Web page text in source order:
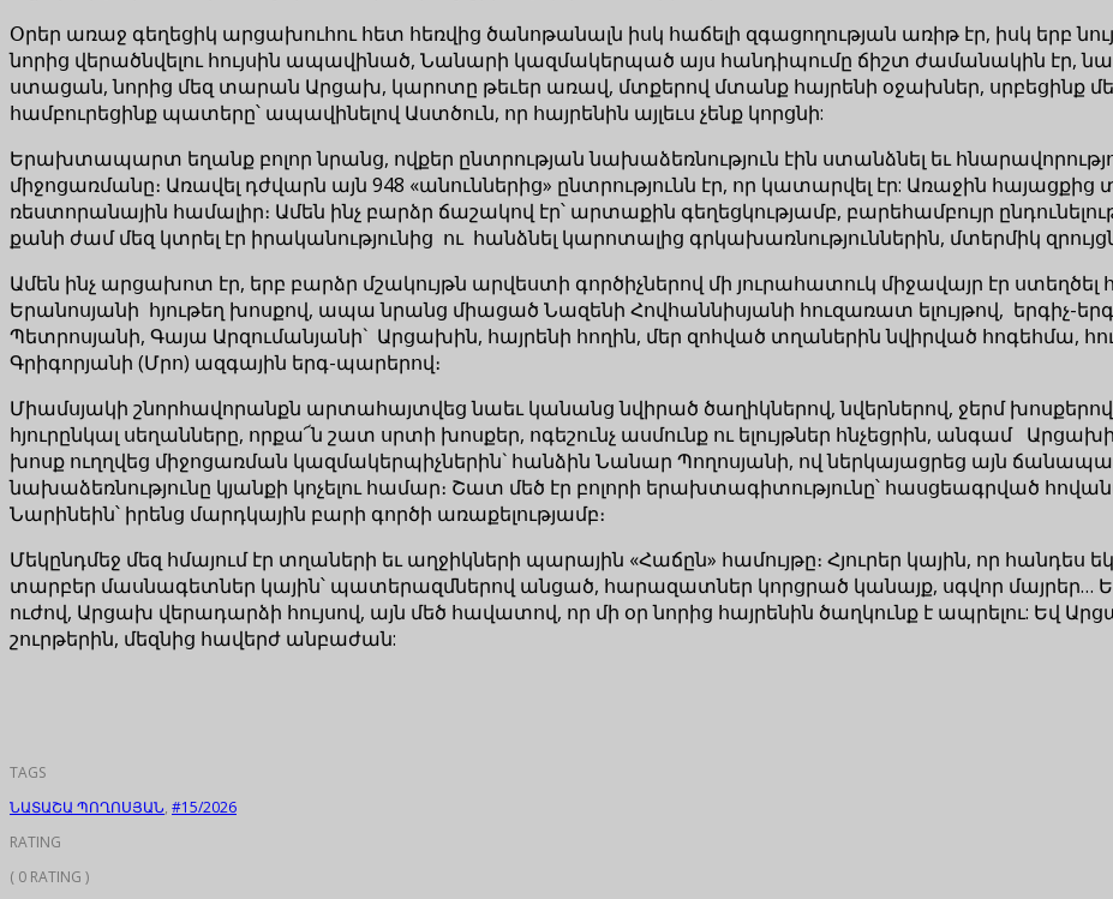
Օրեր առաջ գեղեցիկ արցախուհու հետ հեռվից ծանոթանալն իսկ հաճելի զգացողության առիթ էր, իսկ երբ
նորից վերածնվելու հույսին ապավինած, Նանարի կազմակերպած այս հանդիպումը ճիշտ ժամանակին էր,
ստացան, նորից մեզ տարան Արցախ, կարոտը թեւեր առավ, մտքերով մտանք հայրենի օջախներ, սրբեցինք
համբուրեցինք պատերը՝ ապավինելով Աստծուն, որ հայրենին այլեւս չենք կորցնի:
Երախտապարտ եղանք բոլոր նրանց, ովքեր ընտրության նախաձեռնություն էին ստանձնել եւ
միջոցառմանը։ Առավել դժվարն այն 948 «անուններից» ընտրությունն էր, որ կատարվել էր: Առաջին
ռեստորանային համալիր։ Ամեն ինչ բարձր ճաշակով էր՝ արտաքին գեղեցկությամբ, բարեհամբույր
քանի ժամ մեզ կտրել էր իրականությունից ու հանձնել կարոտալից գրկախառնություններին, մտերմիկ
Ամեն ինչ արցախոտ էր, երբ բարձր մշակույթն արվեստի գործիչներով մի յուրահատուկ միջավայր էր
Երանոսյանի հյութեղ խոսքով, ապա նրանց միացած Նազենի Հովհաննիսյանի հուզառատ ելույթով, երգիչ-
Պետրոսյանի, Գայա Արզումանյանի` Արցախին, հայրենի հողին, մեր զոհված տղաներին նվիրված հոգեհմա,
Գրիգորյանի (Մրո) ազգային երգ-պարերով։
Միամսյակի շնորհավորանքն արտահայտվեց նաեւ կանանց նվիրած ծաղիկներով, նվերներով, ջերմ
հյուրընկալ սեղանները, որքա՜ն շատ սրտի խոսքեր, ոգեշունչ ասմունք ու ելույթներ հնչեցրին, անգամ
խոսք ուղղվեց միջոցառման կազմակերպիչներին` հանձին Նանար Պողոսյանի, ով ներկայացրեց այն
նախաձեռնությունը կյանքի կոչելու համար։ Շատ մեծ էր բոլորի երախտագիտությունը՝ հասցեագրված
Նարինեին՝ իրենց մարդկային բարի գործի առաքելությամբ։
Մեկընդմեջ մեզ հմայում էր տղաների եւ աղջիկների պարային «Հաճըն» համույթը։ Հյուրեր կային, որ հանդես
տարբեր մասնագետներ կային՝ պատերազմներով անցած, հարազատներ կորցրած կանայք, սգվոր մայրեր…
ուժով, Արցախ վերադարձի հույսով, այն մեծ հավատով, որ մի օր նորից հայրենին ծաղկունք է ապրելու: Եվ
շուրթերին, մեզնից հավերժ անբաժան:
TAGS
ՆԱՏԱՇԱ ՊՈՂՈՍՅԱՆ, #15/2026
RATING
( 0 RATING )